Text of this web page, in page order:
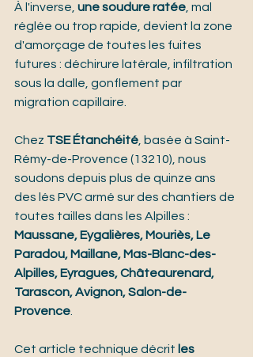
À l'inverse, une soudure ratée, mal
réglée ou trop rapide, devient la zone
d'amorçage de toutes les fuites
futures : déchirure latérale, infiltration
sous la dalle, gonflement par
migration capillaire.
Chez TSE Étanchéité, basée à Saint-
Rémy-de-Provence (13210), nous
soudons depuis plus de quinze ans
des lés PVC armé sur des chantiers de
toutes tailles dans les Alpilles :
Maussane, Eygalières, Mouriès, Le
Paradou, Maillane, Mas-Blanc-des-
Alpilles, Eyragues, Châteaurenard,
Tarascon, Avignon, Salon-de-
Provence.
Cet article technique décrit les